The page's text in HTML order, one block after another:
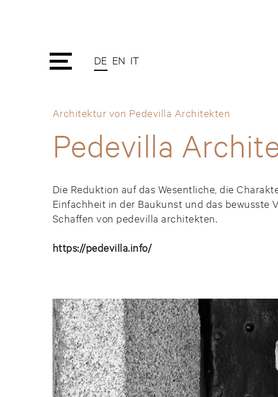
DE EN IT
Architektur von Pedevilla Architekten
Pedevilla
Die Reduktion auf das Wesentliche, die
Einfachheit in der Baukunst und das bewusste
Schaffen von pedevilla architekten.
https://pedevilla.info/